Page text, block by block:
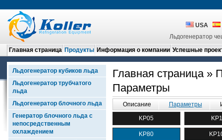
USA
Льдогенератор
Главная страница Продукты Информация о компании Успешные
Льдогенератор кубиков льда
Льдогенератор трубчатого
льда
Льдогенератор блочного льда
Генератор блочного льда с
непосредственным
охлаждением
Главная страница»
Параметры
Описание Параметры
KP05
KP80